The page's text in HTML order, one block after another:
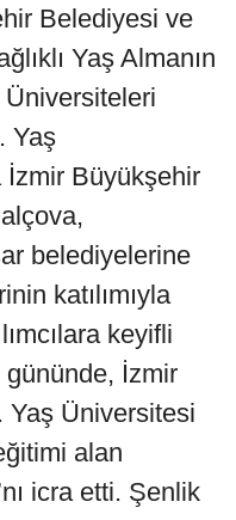
Belediyesi ve
Yaş Almanın
Üniversiteleri
Yaş
İzmir Büyükşehir
belediyelerine
katılımıyla
keyifli
gününde, İzmir
Üniversitesi
alan
icra etti. Şenlik